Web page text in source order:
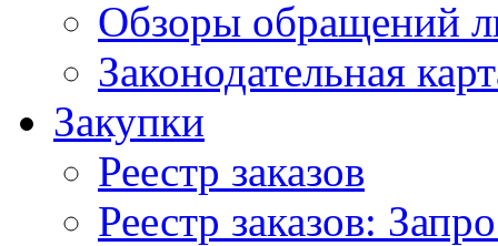
Обзоры обращений
Законодательная
Закупки
Реестр заказов
Реестр заказов: